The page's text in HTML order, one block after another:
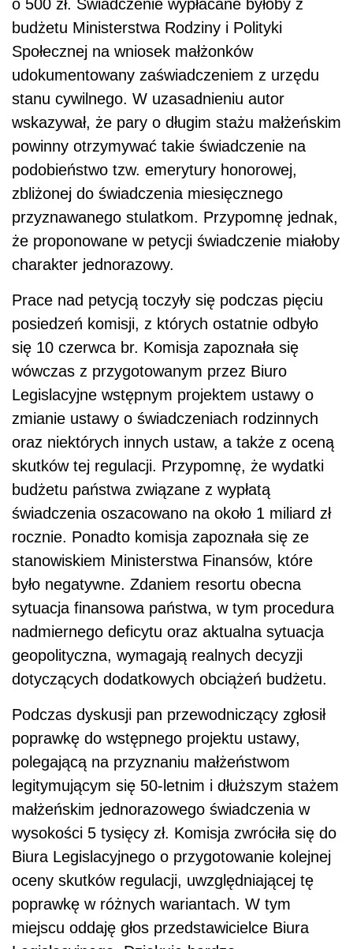
o 500 zł. Świadczenie wypłacane byłoby z
budżetu Ministerstwa Rodziny i Polityki
Społecznej na wniosek małżonków
udokumentowany zaświadczeniem z urzędu
stanu cywilnego. W uzasadnieniu autor
wskazywał, że pary o długim stażu małżeńskim
powinny otrzymywać takie świadczenie na
podobieństwo tzw. emerytury honorowej,
zbliżonej do świadczenia miesięcznego
przyznawanego stulatkom. Przypomnę jednak,
że proponowane w petycji świadczenie miałoby
charakter jednorazowy.
Prace nad petycją toczyły się podczas pięciu
posiedzeń komisji, z których ostatnie odbyło
się 10 czerwca br. Komisja zapoznała się
wówczas z przygotowanym przez Biuro
Legislacyjne wstępnym projektem ustawy o
zmianie ustawy o świadczeniach rodzinnych
oraz niektórych innych ustaw, a także z oceną
skutków tej regulacji. Przypomnę, że wydatki
budżetu państwa związane z wypłatą
świadczenia oszacowano na około 1 miliard zł
rocznie. Ponadto komisja zapoznała się ze
stanowiskiem Ministerstwa Finansów, które
było negatywne. Zdaniem resortu obecna
sytuacja finansowa państwa, w tym procedura
nadmiernego deficytu oraz aktualna sytuacja
geopolityczna, wymagają realnych decyzji
dotyczących dodatkowych obciążeń budżetu.
Podczas dyskusji pan przewodniczący zgłosił
poprawkę do wstępnego projektu ustawy,
polegającą na przyznaniu małżeństwom
legitymującym się 50-letnim i dłuższym stażem
małżeńskim jednorazowego świadczenia w
wysokości 5 tysięcy zł. Komisja zwróciła się do
Biura Legislacyjnego o przygotowanie kolejnej
oceny skutków regulacji, uwzględniającej tę
poprawkę w różnych wariantach. W tym
miejscu oddaję głos przedstawicielce Biura